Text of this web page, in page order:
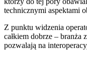
technicznymi aspektami
Z punktu widzenia
całkiem dobrze – branża
pozwalają na